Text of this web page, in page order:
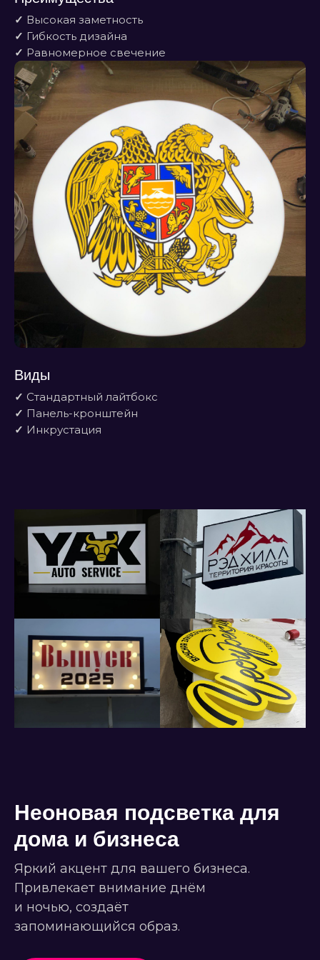
✓ Высокая заметность
✓ Гибкость дизайна
✓ Равномерное свечение
Виды
✓ Стандартный лайтбокс
✓ Панель-кронштейн
✓ Инкрустация
Неоновая подсветка для
дома и бизнеса
Яркий акцент для вашего бизнеса.
Привлекает внимание днём
и ночью, создаёт
запоминающийся образ.